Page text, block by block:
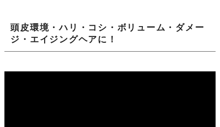
頭皮環境・ハリ・コシ・ボリューム・ダメー
ジ・エイジングヘアに！